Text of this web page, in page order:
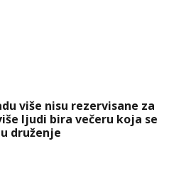
više nisu rezervisane za
ljudi bira večeru koja se
druženje